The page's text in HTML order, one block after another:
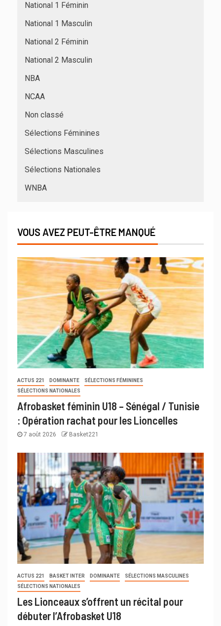
National 1 Féminin
National 1 Masculin
National 2 Féminin
National 2 Masculin
NBA
NCAA
Non classé
Sélections Féminines
Sélections Masculines
Sélections Nationales
WNBA
VOUS AVEZ PEUT-ÊTRE MANQUÉ
ACTUS 221 DOMINANTE
SÉLECTIONS FÉMININES
SÉLECTIONS NATIONALES
Afrobasket féminin U18 – Sénégal / Tunisie
: Opération rachat pour les Lioncelles
7 août 2026 Basket221
ACTUS 221 BASKET INTER DOMINANTE
SÉLECTIONS MASCULINES
SÉLECTIONS NATIONALES
Les Lionceaux s’offrent un récital pour
débuter l’Afrobasket U18